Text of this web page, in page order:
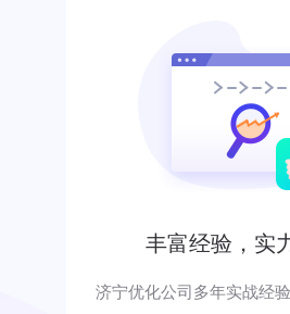
丰富经验，实
济宁优化公司多年实战经